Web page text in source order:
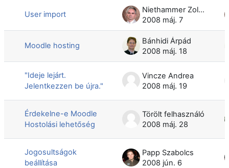
User import
Niethammer Zoltán
2008 máj. 7
Moodle hosting
Bánhidi Árpád
2008 máj. 18
"Ideje lejárt.
Jelentkezzen be újra."
Vincze Andrea
2008 máj. 19
Érdekelne-e Moodle
Hostolási lehetőség
Törölt felhasználó
2008 máj. 28
Jogosultságok
beállítása
Papp Szabolcs
2008 jún. 6